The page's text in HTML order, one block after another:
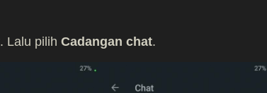
. Lalu pilih Cadangan chat.